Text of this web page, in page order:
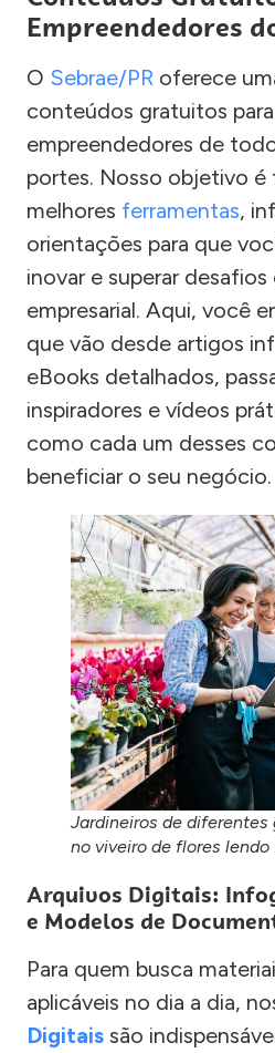
Empreendedores
O Sebrae/PR oferece
conteúdos gratuitos
empreendedores de
portes. Nosso objetivo é
melhores ferramentas,
orientações para que
inovar e superar desafios
empresarial. Aqui, você
que vão desde artigos
eBooks detalhados,
inspiradores e vídeos
como cada um desses
beneficiar o seu negócio.
Jardineiros de
no viveiro de flores lendo
Arquivos Digitais:
e Modelos de
Para quem busca
aplicáveis no dia a dia,
Digitais são